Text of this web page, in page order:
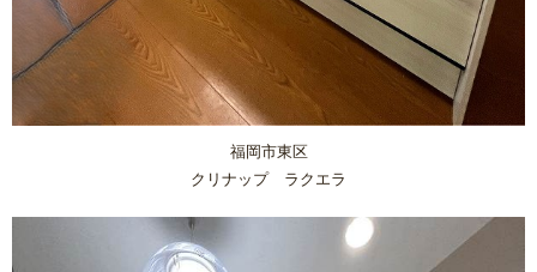
福岡市東区
クリナップ ラクエラ